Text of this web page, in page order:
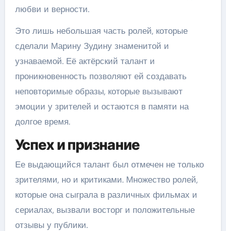
любви и верности.
Это лишь небольшая часть ролей, которые
сделали Марину Зудину знаменитой и
узнаваемой. Её актёрский талант и
проникновенность позволяют ей создавать
неповторимые образы, которые вызывают
эмоции у зрителей и остаются в памяти на
долгое время.
Успех и признание
Ее выдающийся талант был отмечен не только
зрителями, но и критиками. Множество ролей,
которые она сыграла в различных фильмах и
сериалах, вызвали восторг и положительные
отзывы у публики.